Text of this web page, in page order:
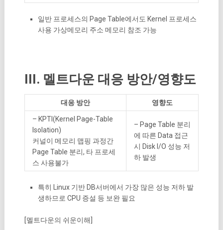
일반 프로세스의 Page Table에서도 Kernel 프로세스
사용 가상메모리 주소 메모리 참조 가능
III. 멜트다운 대응 방안/영향도
대응 방안 영향도
– KPTI(Kernel Page-Table
Isolation)
커널이 메모리 맵핑 과정간
Page Table 분리, 타 프로세
스 사용불가
– Page Table 분리
에 따른 Data 접근
시 Disk I/O 성능 저
하 발생
특히 Linux 기반 DB서버에서 가장 많은 성능 저하 발
생하므로 CPU 증설 등 보완 필요
[멜트다운의 쉬운이해]